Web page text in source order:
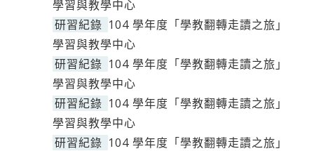
學習與教學中心
研習紀錄 104 學年度「學教翻轉走讀之旅」
學習與教學中心
研習紀錄 104 學年度「學教翻轉走讀之旅」
學習與教學中心
研習紀錄 104 學年度「學教翻轉走讀之旅」
學習與教學中心
研習紀錄 104 學年度「學教翻轉走讀之旅」